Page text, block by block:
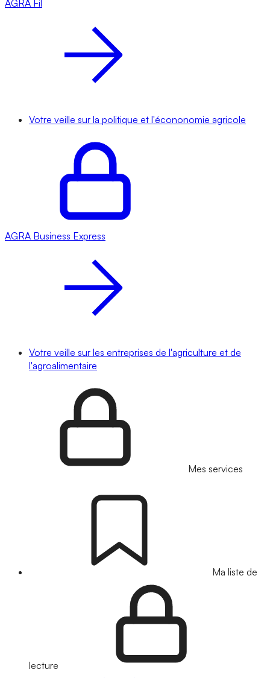
AGRA Fil
Votre veille sur la politique et l'écononomie agricole
AGRA Business Express
Votre veille sur les entreprises de l'agriculture et de
l'agroalimentaire
Mes services
Ma liste de
lecture